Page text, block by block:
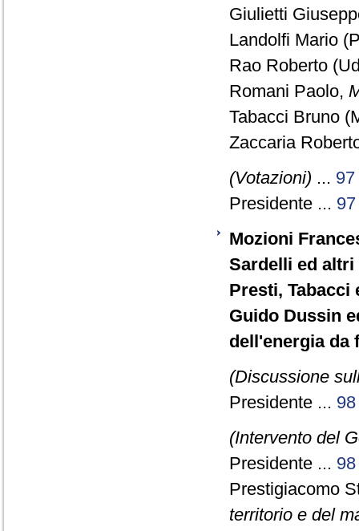
Giulietti
Landolfi Mario
Rao Roberto
Romani Paolo,
Tabacci Bruno
Zaccaria
(Votazioni) ... 97
Presidente ... 97
Mozioni
Sardelli ed altri
Presti, Tabacci
Guido Dussin
dell'energia da
(Discussione
Presidente ... 98
(Intervento del
Presidente ... 98
Prestigiacomo
territorio e del